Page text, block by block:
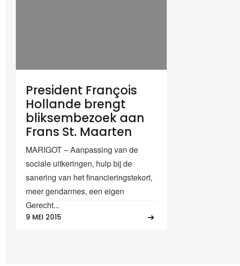
President François
Hollande brengt
bliksembezoek aan
Frans St. Maarten
MARIGOT – Aanpassing van de
sociale uitkeringen, hulp bij de
sanering van het financieringstekort,
meer gendarmes, een eigen
Gerecht...
9 MEI 2015